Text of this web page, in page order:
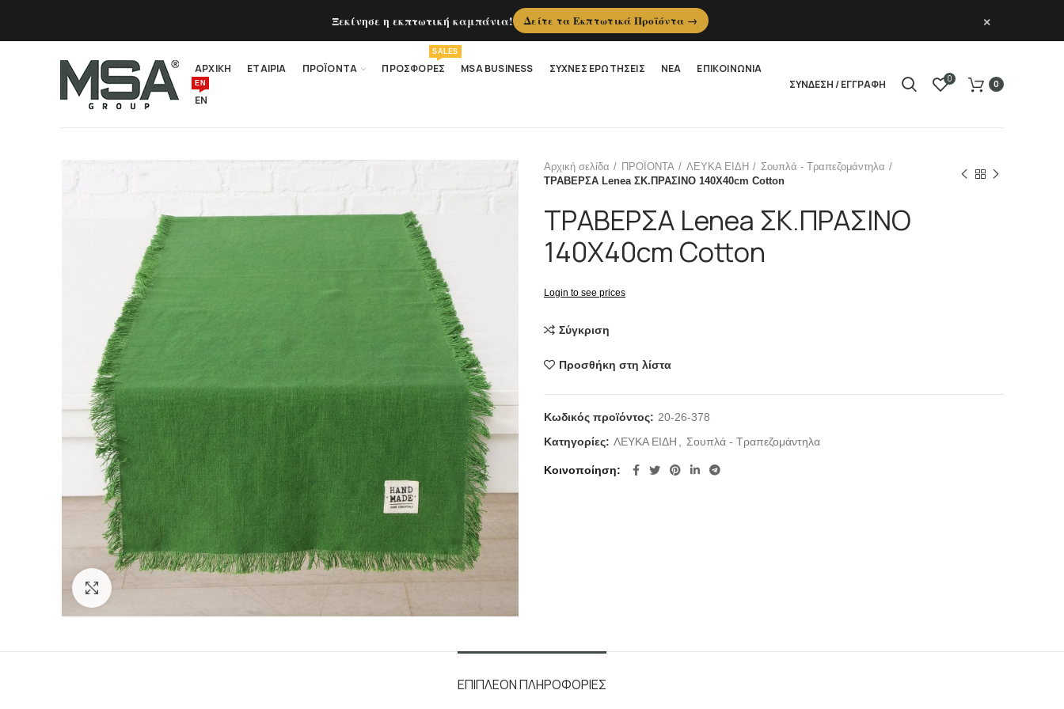
ΑΡΧΙΚΗ ΕΤΑΙΡΙΑ ΠΡΟΪΟΝΤΑ ΠΡΟΣΦΟΡΕΣ
SALES
MSA BUSINESS ΣΥΧΝΕΣ ΕΡΩΤΗΣΕΙΣ ΝΕΑ ΕΠΙΚΟΙΝΩΝΙΑ
EN
EN ΣΥΝΔΕΣΗ / ΕΓΓΡΑΦΗ 0
0
Click to enlarge
Αρχική σελίδα ΠΡΟΪΟΝΤΑ ΛΕΥΚΑ ΕΙΔΗ
Σουπλά - Τραπεζομάντηλα
ΤΡΑΒΕΡΣΑ Lenea ΣΚ.ΠΡΑΣΙΝΟ 140Χ40cm Cotton
ΤΡΑΒΕΡΣΑ Lenea ΣΚ.ΠΡΑΣΙΝΟ
140Χ40cm Cotton
Login to see prices
Σύγκριση
Προσθήκη στη λίστα
Κωδικός προϊόντος: 20-26-378
Κατηγορίες: ΛΕΥΚΑ ΕΙΔΗ Σουπλά - Τραπεζομάντηλα
Κοινοποίηση
ΕΠΙΠΛΈΟΝ ΠΛΗΡΟΦΟΡΊΕΣ
Ξεκίνησε η εκπτωτική καμπάνια! Δείτε τα Εκπτωτικά Προϊόντα → ×